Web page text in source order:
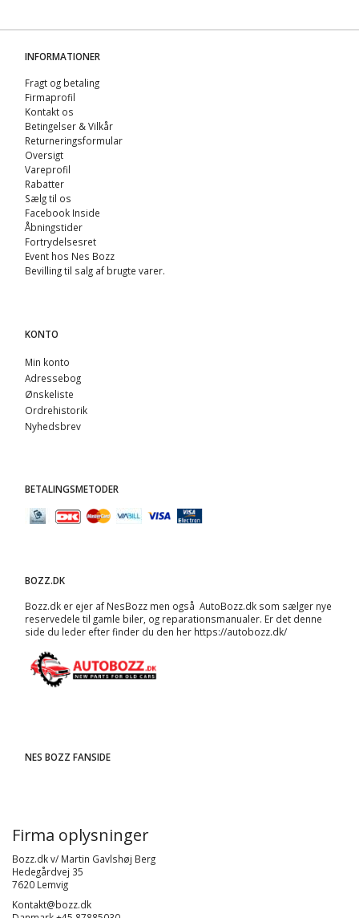
INFORMATIONER
Fragt og betaling
Firmaprofil
Kontakt os
Betingelser & Vilkår
Returneringsformular
Oversigt
Vareprofil
Rabatter
Sælg til os
Facebook Inside
Åbningstider
Fortrydelsesret
Event hos Nes Bozz
Bevilling til salg af brugte varer.
KONTO
Min konto
Adressebog
Ønskeliste
Ordrehistorik
Nyhedsbrev
BETALINGSMETODER
BOZZ.DK
Bozz.dk er ejer af NesBozz men også AutoBozz.dk som sælger nye
reservedele til gamle biler, og reparationsmanualer. Er det denne
side du leder efter finder du den her https://autobozz.dk/
NES BOZZ FANSIDE
Firma oplysninger
Bozz.dk v/ Martin Gavlshøj Berg
Hedegårdvej 35
7620 Lemvig
Kontakt@bozz.dk